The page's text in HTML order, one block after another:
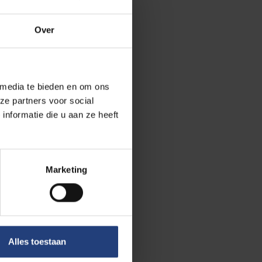
Over
te bieden en om ons
partners voor social
die u aan ze heeft
Marketing
Alles toestaan
Briel
tijdens de
levendig